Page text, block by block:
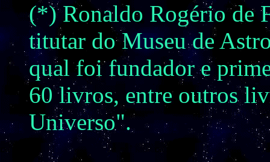
(*) Ronaldo Rogério de
titutar do Museu de
qual foi fundador e
60 livros, entre outros
Universo".